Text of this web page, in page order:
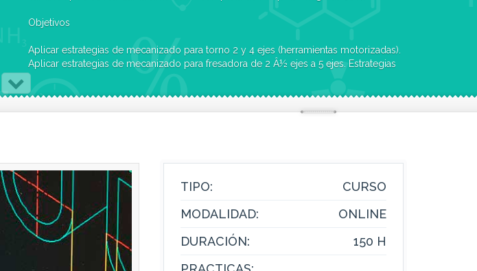
Objetivos
Aplicar estrategias de mecanizado para torno 2 y 4 ejes (herramientas motorizadas).
Aplicar estrategias de mecanizado para fresadora de 2 Â½ ejes a 5 ejes. Estrategias
MAV (Mecanizado Alta Velocidad).
Simulación 2D o 3D, chequeo de colisiones.
TIPO:
CURSO
MODALIDAD:
ONLINE
DURACIÓN:
150 H